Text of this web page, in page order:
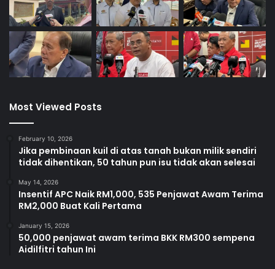
Most Viewed Posts
February 10, 2026
Jika pembinaan kuil di atas tanah bukan milik sendiri
tidak dihentikan, 50 tahun pun isu tidak akan selesai
May 14, 2026
Insentif APC Naik RM1,000, 535 Penjawat Awam Terima
RM2,000 Buat Kali Pertama
January 15, 2026
50,000 penjawat awam terima BKK RM300 sempena
Aidilfitri tahun Ini